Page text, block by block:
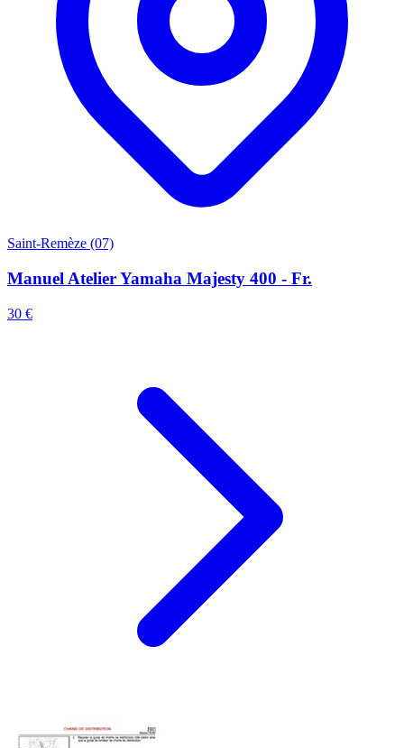
Saint-Remèze (07)
Manuel Atelier Yamaha Majesty 400 - Fr.
30 €